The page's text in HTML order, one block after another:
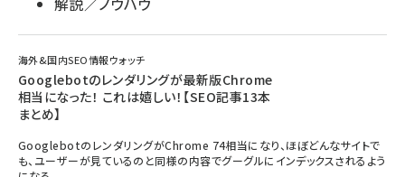
海外&国内SEO情報ウォッチ
Googlebotのレンダリングが最新版Chrome
相当になった！ これは嬉しい！【SEO記事13本
まとめ】
GooglebotのレンダリングがChrome 74相当になり、ほぼどんなサイトで
も、ユーザーが見ているのと同様の内容でグーグルにインデックスされるよう